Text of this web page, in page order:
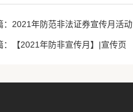
：2021年防范非法证券宣传月活动
：【2021年防非宣传月】|宣传页